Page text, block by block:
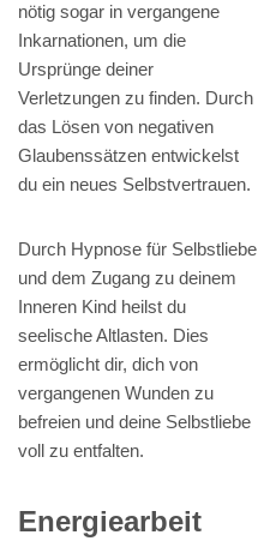
nötig sogar in vergangene
Inkarnationen, um die
Ursprünge deiner
Verletzungen zu finden. Durch
das Lösen von negativen
Glaubenssätzen entwickelst
du ein neues Selbstvertrauen.
Durch Hypnose für Selbstliebe
und dem Zugang zu deinem
Inneren Kind heilst du
seelische Altlasten. Dies
ermöglicht dir, dich von
vergangenen Wunden zu
befreien und deine Selbstliebe
voll zu entfalten.
Energiearbeit